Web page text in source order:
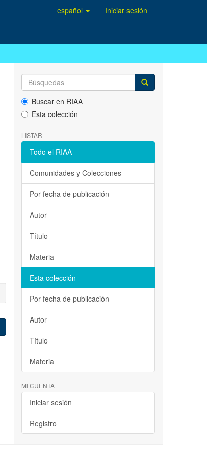
español Iniciar sesión
Buscar en RIAA
Esta colección
LISTAR
Todo el RIAA
Comunidades y Colecciones
Por fecha de publicación
Autor
Título
Materia
Esta colección
Por fecha de publicación
Autor
Título
Materia
MI CUENTA
Iniciar sesión
Registro